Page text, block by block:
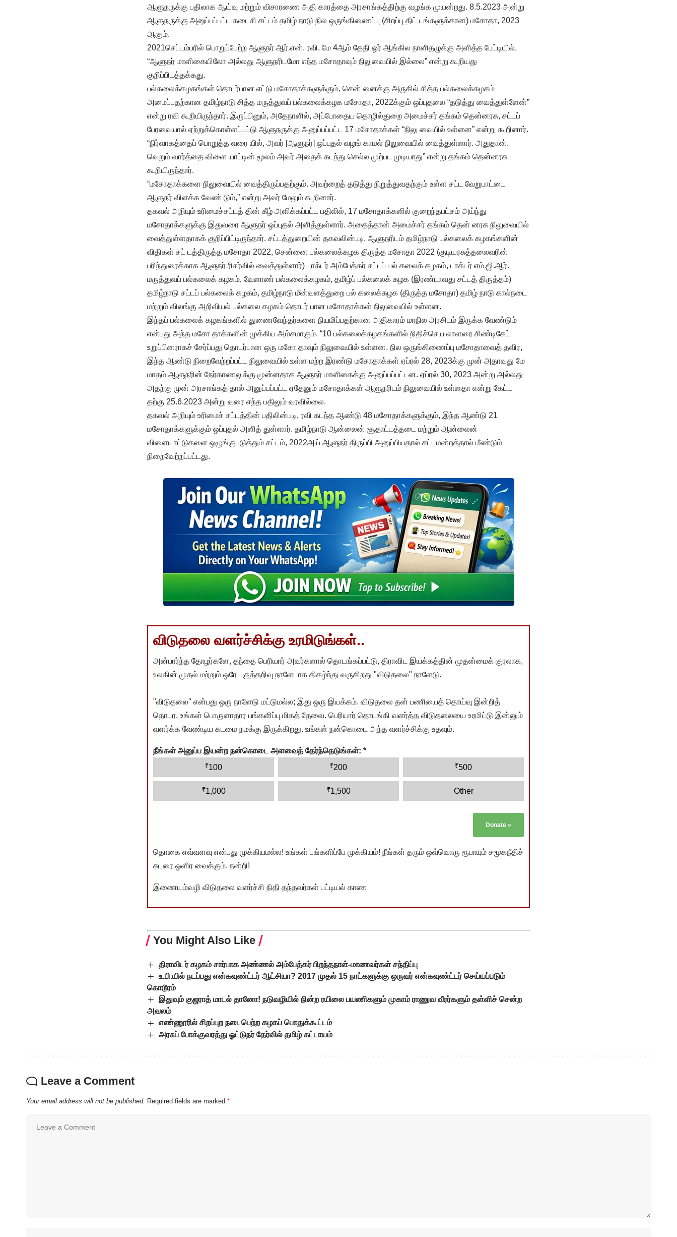
ஆளுநருக்கு பதிலாக ஆய்வு மற்றும் விசாரணை அதி காரத்தை அரசாங்கத்திற்கு வழங்க முயன்றது. 8.5.2023 அன்று
ஆளுநருக்கு அனுப்பப்பட்ட கடைசி சட்டம் தமிழ் நாடு நில ஒருங்கிணைப்பு (சிறப்பு திட் டங்களுக்கான) மசோதா, 2023
ஆகும்.
2021செப்டம்பரில் பொறுப்பேற்ற ஆளுநர் ஆர்.என். ரவி, மே 4ஆம் தேதி ஓர் ஆங்கில நாளிதழுக்கு அளித்த பேட்டியில்,
“ஆளுநர் மாளிகையிலோ அல்லது ஆளுநரிடமோ எந்த மசோதாவும் நிலுவையில் இல்லை” என்று கூறியது
குறிப்பிடத்தக்கது.
பல்கலைக்கழகங்கள் தொடர்பான எட்டு மசோதாக்களுக்கும், சென் னைக்கு அருகில் சித்த பல்கலைக்கழகம்
அமைப்பதற்கான தமிழ்நாடு சித்த மருத்துவப் பல்கலைக்கழக மசோதா, 2022க்கும் ஒப்புதலை “தடுத்து வைத்துள்ளேன்”
என்று ரவி கூறியிருந்தார். இருப்பினும், அதேநாளில், அப்போதைய தொழில்துறை அமைச்சர் தங்கம் தென்னரசு, சட்டப்
பேரவையால் ஏற்றுக்கொள்ளப்பட்டு ஆளுநருக்கு அனுப்பப்பட்ட 17 மசோதாக்கள் “நிலு வையில் உள்ளன” என்று கூறினார்.
“நிர்வாகத்தைப் பொறுத்த வரை யில், அவர் [ஆளுநர்] ஒப்புதல் வழங் காமல் நிலுவையில் வைத்துள்ளார். அதுதான்.
வெறும் வார்த்தை விளை யாட்டின் மூலம் அவர் அதைக் கடந்து செல்ல முற்பட முடியாது” என்று தங்கம் தென்னரசு
கூறியிருந்தார்.
“மசோதாக்களை நிலுவையில் வைத்திருப்பதற்கும். அவற்றைத் தடுத்து நிறுத்துவதற்கும் உள்ள சட்ட வேறுபாட்டை
ஆளுநர் விளக்க வேண் டும்,” என்று அவர் மேலும் கூறினார்.
தகவல் அறியும் உரிமைச்சட்டத் தின் கீழ் அளிக்கப்பட்ட பதிலில், 17 மசோதாக்களில் குறைந்தபட்சம் அய்ந்து
மசோதாக்களுக்கு இதுவரை ஆளுநர் ஒப்புதல் அளித்துள்ளார். அதைத்தான் அமைச்சர் தங்கம் தென் னரசு நிலுவையில்
வைத்துள்ளதாகக் குறிப்பிட்டிருந்தார். சட்டத்துறையின் தகவலின்படி, ஆளுநரிடம் தமிழ்நாடு பல்கலைக் கழகங்களின்
விதிகள் சட் டத்திருத்த மசோதா 2022, சென்னை பல்கலைக்கழக திருத்த மசோதா 2022 (குடியரசுத்தலைவரின்
பரிந்துரைக்காக ஆளுநர் ரிசர்வில் வைத்துள்ளார்) டாக்டர் அம்பேத்கர் சட்டப் பல் கலைக் கழகம், டாக்டர் எம்.ஜி.ஆர்.
மருத்துவப் பல்கலைக் கழகம், வேளாண் பல்கலைக்கழகம், தமிழ்ப் பல்கலைக் கழக (இரண்டாவது சட்டத் திருத்தம்)
தமிழ்நாடு சட்டப் பல்கலைக் கழகம், தமிழ்நாடு மீன்வளத்துறை பல் கலைக்கழக (திருத்த மசோதா) தமிழ் நாடு கால்நடை
மற்றும் விலங்கு அறிவியல் பல்கலை கழகம் தொடர் பான மசோதாக்கள் நிலுவையில் உள்ளன.
இந்தப் பல்கலைக் கழகங்களில் துணைவேந்தர்களை நியமிப்பதற்கான அதிகாரம் மாநில அரசிடம் இருக்க வேண்டும்
என்பது அந்த மசோ தாக்களின் முக்கிய அம்சமாகும். “10 பல்கலைக்கழகங்களில் நிதிச்செய லாளரை சிண்டிகேட்
உறுப்பினராகச் சேர்ப்பது தொடர்பான ஒரு மசோ தாவும் நிலுவையில் உள்ளன. நில ஒருங்கிணைப்பு மசோதாவைத் தவிர,
இந்த ஆண்டு நிறைவேற்றப்பட்ட நிலுவையில் உள்ள மற்ற இரண்டு மசோதாக்கள் ஏப்ரல் 28, 2023க்கு முன் அதாவது மே
மாதம் ஆளுநரின் நேர்காணலுக்கு முன்னதாக ஆளுநர் மாளிகைக்கு அனுப்பப்பட்டன. ஏப்ரல் 30, 2023 அன்று அல்லது
அதற்கு முன் அரசாங்கத் தால் அனுப்பப்பட்ட ஏதேனும் மசோதாக்கள் ஆளுநரிடம் நிலுவையில் உள்ளதா என்று கேட்ட
தற்கு 25.6.2023 அன்று வரை எந்த பதிலும் வரவில்லை.
தகவல் அறியும் உரிமைச் சட்டத்தின் பதிலின்படி, ரவி கடந்த ஆண்டு 48 மசோதாக்களுக்கும், இந்த ஆண்டு 21
மசோதாக்களுக்கும் ஒப்புதல் அளித் துள்ளார். தமிழ்நாடு ஆன்லைன் சூதாட்டத்தடை மற்றும் ஆன்லைன்
விளையாட்டுகளை ஒழுங்குபடுத்தும் சட்டம், 2022அய் ஆளுநர் திருப்பி அனுப்பியதால் சட்டமன்றத்தால் மீண்டும்
நிறைவேற்றப்பட்டது.
விடுதலை வளர்ச்சிக்கு உரமிடுங்கள்..
அன்பார்ந்த தோழர்களே, தந்தை பெரியார் அவர்களால் தொடங்கப்பட்டு, திராவிட இயக்கத்தின் முதன்மைக் குரலாக,
உலகின் முதல் மற்றும் ஒரே பகுத்தறிவு நாளேடாக திகழ்ந்து வருகிறது "விடுதலை" நாளேடு.
"விடுதலை" என்பது ஒரு நாளேடு மட்டுமல்ல; இது ஒரு இயக்கம். விடுதலை தன் பணியைத் தொய்வு இன்றித்
தொடர, உங்கள் பொருளாதார பங்களிப்பு மிகத் தேவை. பெரியார் தொடங்கி வளர்த்த விடுதலையை உரமிட்டு இன்னும்
வளர்க்க வேண்டிய கடமை நமக்கு இருக்கிறது. உங்கள் நன்கொடை அந்த வளர்ச்சிக்கு உதவும்.
நீங்கள் அனுப்ப இயன்ற நன்கொடை அளவைத் தேர்ந்தெடுங்கள்: *
₹100 ₹200 ₹500
₹1,000 ₹1,500 Other
Donate »
தொகை எவ்வளவு என்பது முக்கியமல்ல! உங்கள் பங்களிப்பே முக்கியம்! நீங்கள் தரும் ஒவ்வொரு ரூபாயும் சமூகநீதிச்
சுடரை ஒளிர வைக்கும். நன்றி!
இணையம்வழி விடுதலை வளர்ச்சி நிதி தந்தவர்கள் பட்டியல் காண
You Might Also Like
திராவிடர் கழகம் சார்பாக அண்ணல் அம்பேத்கர் பிறந்தநாள்-மாணவர்கள் சந்திப்பு
உ.பி.யில் நடப்பது என்கவுண்ட்டர் ஆட்சியா? 2017 முதல் 15 நாட்களுக்கு ஒருவர் என்கவுண்ட்டர் செய்யப்படும்
கொடூரம்
இதுவும் குஜராத் மாடல் தானோ! நடுவழியில் நின்ற ரயிலை பயணிகளும் முகாம் ராணுவ வீரர்களும் தள்ளிச் சென்ற
அவலம்
எண்ணூரில் சிறப்புற நடைபெற்ற கழகப் பொதுக்கூட்டம்
அரசுப் போக்குவரத்து ஓட்டுநர் தேர்வில் தமிழ் கட்டாயம்
Leave a Comment
Your email address will not be published. Required fields are marked *